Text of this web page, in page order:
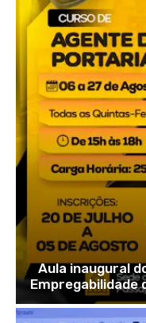
Aula inaugural
Empregabilidade